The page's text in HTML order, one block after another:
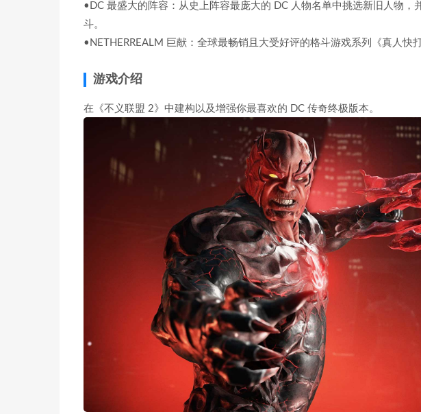
•DC 最盛大的阵容：从史上阵容最庞大的 DC 人物名单中挑选新旧人物，
斗。
•NETHERREALM 巨献：全球最畅销且大受好评的格斗游戏系列《真人快
游戏介绍
在《不义联盟 2》中建构以及增强你最喜欢的 DC 传奇终极版本。